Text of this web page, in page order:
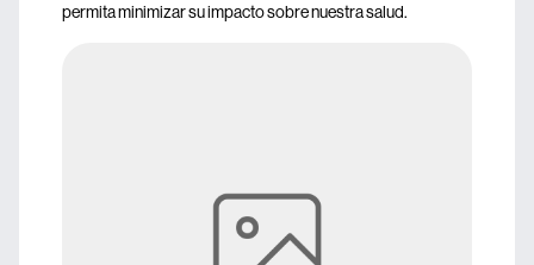
permita minimizar su impacto sobre nuestra salud.